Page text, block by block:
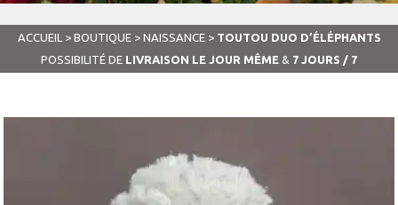
ACCUEIL > BOUTIQUE> NAISSANCE> TOUTOU DUO D’ÉLÉPHANTS
POSSIBILITÉ DE LIVRAISON LE JOUR MÊME & 7 JOURS / 7